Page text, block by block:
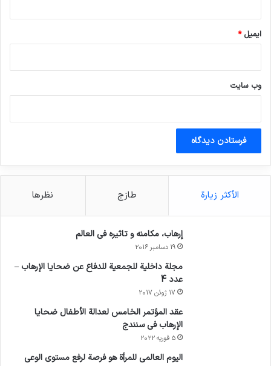
ایمیل*
وب‌ سایت
الأكثر زيارة طازج نظرها
إرهاب، مكامنه و تاثيره في العالم
19 دسامبر 2016
مجلة داخلية للجمعية للدفاع عن ضحايا الإرهاب –
عدد 4
17 ژوئن 2017
عقد المؤتمر الخامس لعدالة الأطفال ضحايا
الإرهاب في سنندج
5 فوریه 2022
اليوم العالمي للمرأة هو فرصة لرفع مستوى الوعي